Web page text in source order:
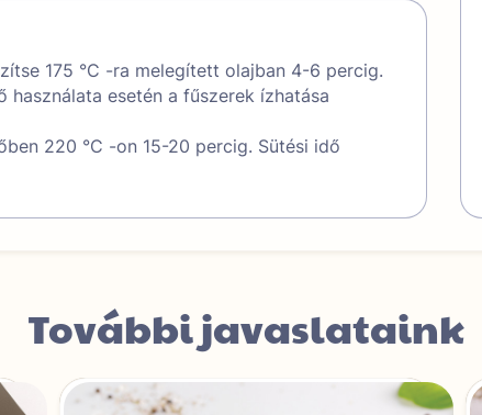
175 °C -ra melegített olajban 4-6 percig.
esetén a fűszerek ízhatása
220 °C -on 15-20 percig. Sütési idő
További javaslataink